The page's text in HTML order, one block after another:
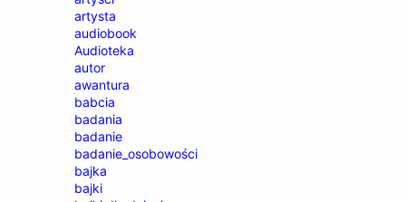
artysta
audiobook
Audioteka
autor
awantura
babcia
badania
badanie
badanie_osobowości
bajka
bajki